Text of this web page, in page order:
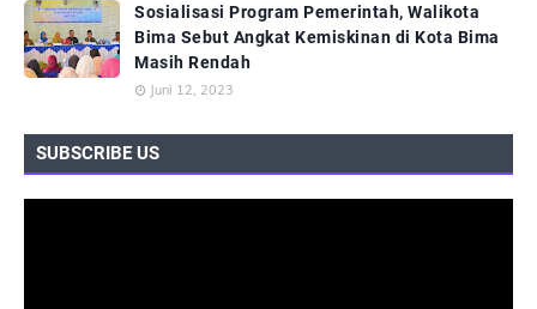
Sosialisasi Program Pemerintah, Walikota
Bima Sebut Angkat Kemiskinan di Kota Bima
Masih Rendah
Juni 12, 2023
SUBSCRIBE US